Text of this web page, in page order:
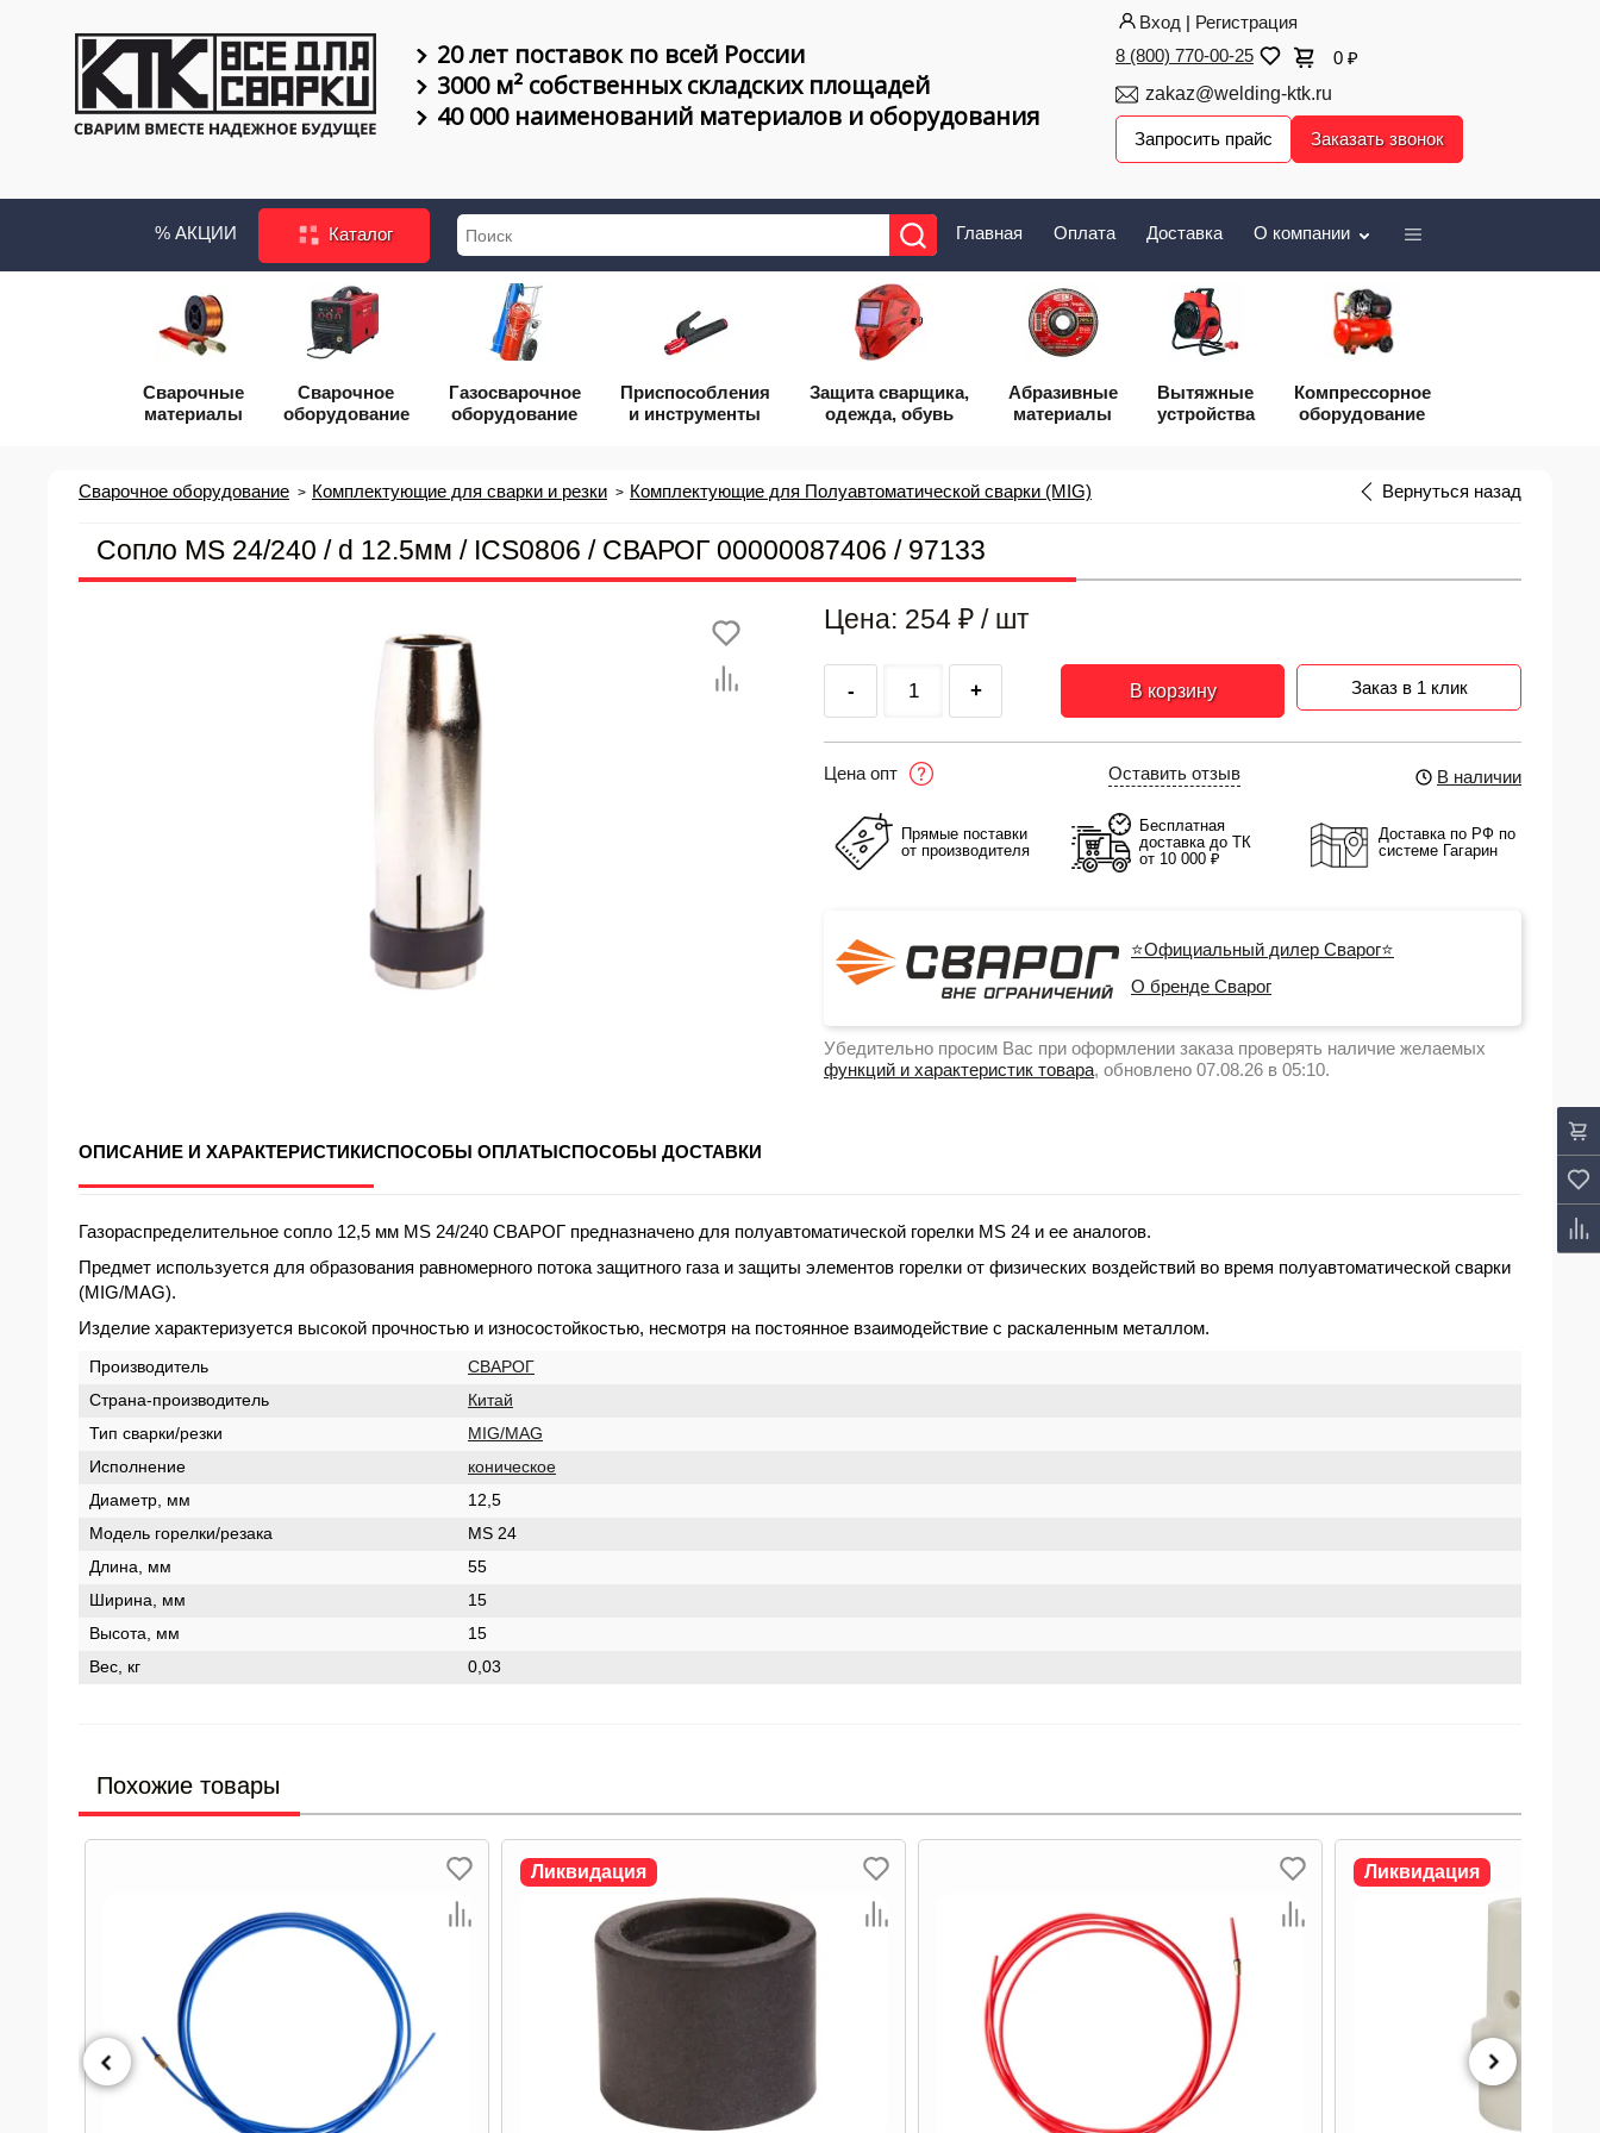
20 лет поставок по всей России
3000 м² собственных складских площадей
40 000 наименований материалов и оборудования
Вход | Регистрация
8 (800) 770-00-25
0 ₽
zakaz@welding-ktk.ru
Запросить прайс Заказать звонок
% АКЦИИ Каталог Главная Оплата Доставка О компании
Сварочные
материалы
Сварочное
оборудование
Газосварочное
оборудование
Приcпособления
и инструменты
Защита сварщика,
одежда, обувь
Абразивные
материалы
Вытяжные
устройства
Компрессорное
оборудование
Вернуться назад
Сварочное оборудование Комплектующие для сварки и резки Комплектующие для Полуавтоматической сварки (MIG)
Сопло MS 24/240 / d 12.5мм / ICS0806 / СВАРОГ 00000087406 / 97133
Цена: 254 ₽ / шт
- + В корзину Заказ в 1 клик
Цена опт Оставить отзыв В наличии
Прямые поставки
от производителя
Бесплатная
доставка до ТК
от 10 000 ₽
Доставка по РФ по
системе Гагарин
⭐Официальный дилер Сварог⭐
О бренде Сварог
Убедительно просим Вас при оформлении заказа проверять наличие желаемых
функций и характеристик товара, обновлено 07.08.26 в 05:10.
ОПИСАНИЕ И ХАРАКТЕРИСТИКИСПОСОБЫ ОПЛАТЫСПОСОБЫ ДОСТАВКИ
Газораспределительное сопло 12,5 мм MS 24/240 СВАРОГ предназначено для полуавтоматической горелки MS 24 и ее аналогов.
Предмет используется для образования равномерного потока защитного газа и защиты элементов горелки от физических воздействий во время полуавтоматической сварки
(MIG/MAG).
Изделие характеризуется высокой прочностью и износостойкостью, несмотря на постоянное взаимодействие с раскаленным металлом.
Производитель
СВАРОГ
Страна-производитель
Китай
Тип сварки/резки
MIG/MAG
Исполнение
коническое
Диаметр, мм
12,5
Модель горелки/резака
MS 24
Длина, мм
55
Ширина, мм
15
Высота, мм
15
Вес, кг
0,03
Похожие товары